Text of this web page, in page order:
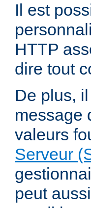
Il est
HTTP
dire tout
De plus,
message
valeurs
Serveur
peut